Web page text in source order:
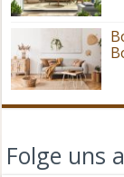
Folge uns